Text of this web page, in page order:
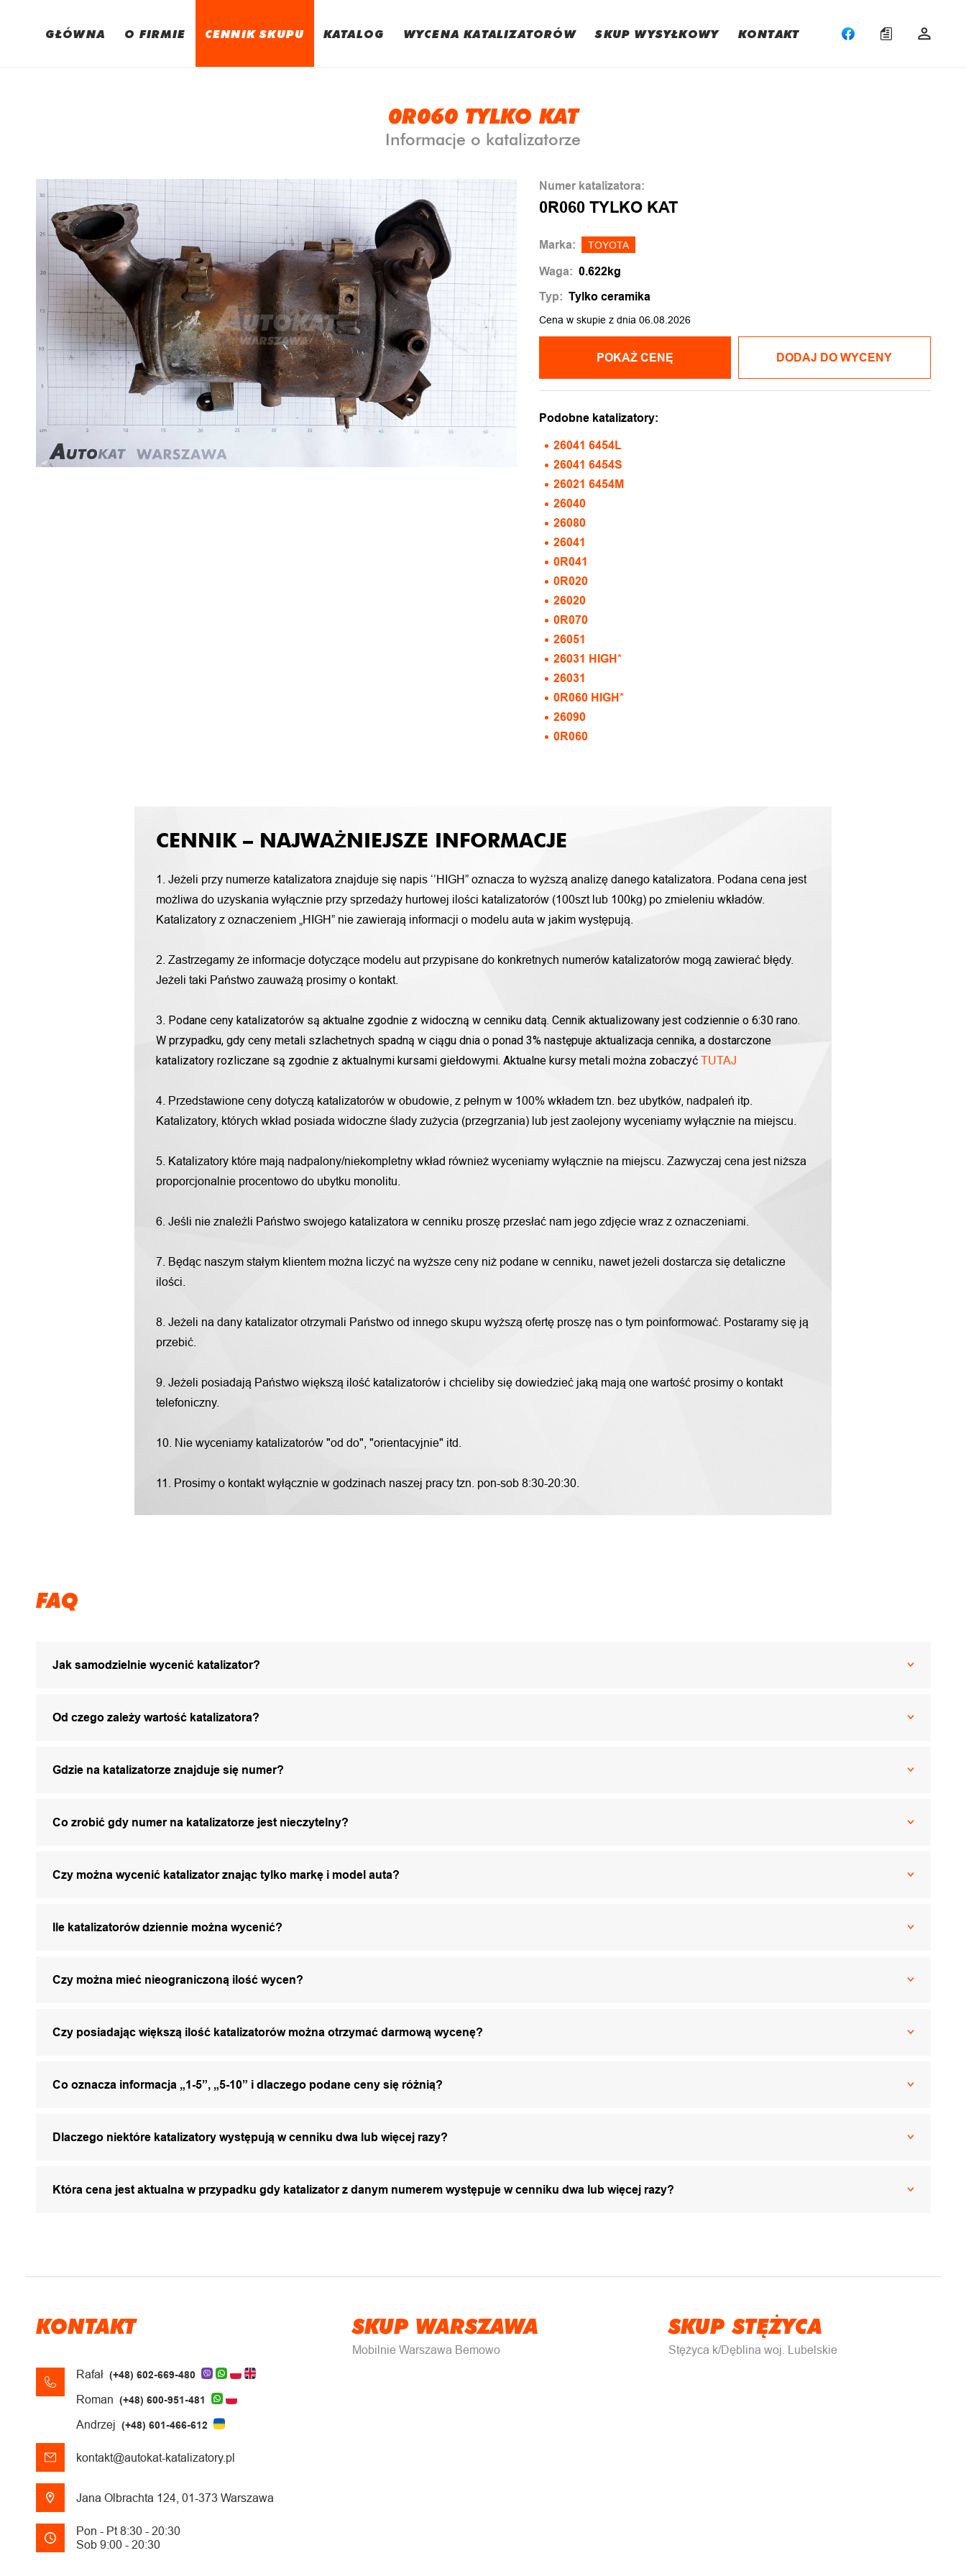
GŁÓWNA O FIRMIE CENNIK SKUPU KATALOG WYCENA KATALIZATORÓW SKUP WYSYŁKOWY KONTAKT
0R060 TYLKO KAT
Informacje o katalizatorze
Numer katalizatora:
0R060 TYLKO KAT
Marka: TOYOTA
Waga: 0.622kg
Typ: Tylko ceramika
Cena w skupie z dnia 06.08.2026
POKAŻ CENĘ DODAJ DO WYCENY
Podobne katalizatory:
26041 6454L
26041 6454S
26021 6454M
26040
26080
26041
0R041
0R020
26020
0R070
26051
26031 HIGH*
26031
0R060 HIGH*
26090
0R060
CENNIK – NAJWAŻNIEJSZE INFORMACJE
1. Jeżeli przy numerze katalizatora znajduje się napis ‘’HIGH” oznacza to wyższą analizę danego katalizatora. Podana cena jest
możliwa do uzyskania wyłącznie przy sprzedaży hurtowej ilości katalizatorów (100szt lub 100kg) po zmieleniu wkładów.
Katalizatory z oznaczeniem „HIGH” nie zawierają informacji o modelu auta w jakim występują.
2. Zastrzegamy że informacje dotyczące modelu aut przypisane do konkretnych numerów katalizatorów mogą zawierać błędy.
Jeżeli taki Państwo zauważą prosimy o kontakt.
3. Podane ceny katalizatorów są aktualne zgodnie z widoczną w cenniku datą. Cennik aktualizowany jest codziennie o 6:30 rano.
W przypadku, gdy ceny metali szlachetnych spadną w ciągu dnia o ponad 3% następuje aktualizacja cennika, a dostarczone
katalizatory rozliczane są zgodnie z aktualnymi kursami giełdowymi. Aktualne kursy metali można zobaczyć TUTAJ
4. Przedstawione ceny dotyczą katalizatorów w obudowie, z pełnym w 100% wkładem tzn. bez ubytków, nadpaleń itp.
Katalizatory, których wkład posiada widoczne ślady zużycia (przegrzania) lub jest zaolejony wyceniamy wyłącznie na miejscu.
5. Katalizatory które mają nadpalony/niekompletny wkład również wyceniamy wyłącznie na miejscu. Zazwyczaj cena jest niższa
proporcjonalnie procentowo do ubytku monolitu.
6. Jeśli nie znaleźli Państwo swojego katalizatora w cenniku proszę przesłać nam jego zdjęcie wraz z oznaczeniami.
7. Będąc naszym stałym klientem można liczyć na wyższe ceny niż podane w cenniku, nawet jeżeli dostarcza się detaliczne
ilości.
8. Jeżeli na dany katalizator otrzymali Państwo od innego skupu wyższą ofertę proszę nas o tym poinformować. Postaramy się ją
przebić.
9. Jeżeli posiadają Państwo większą ilość katalizatorów i chcieliby się dowiedzieć jaką mają one wartość prosimy o kontakt
telefoniczny.
10. Nie wyceniamy katalizatorów "od do", "orientacyjnie" itd.
11. Prosimy o kontakt wyłącznie w godzinach naszej pracy tzn. pon-sob 8:30-20:30.
FAQ
Jak samodzielnie wycenić katalizator?
Od czego zależy wartość katalizatora?
Gdzie na katalizatorze znajduje się numer?
Co zrobić gdy numer na katalizatorze jest nieczytelny?
Czy można wycenić katalizator znając tylko markę i model auta?
Ile katalizatorów dziennie można wycenić?
Czy można mieć nieograniczoną ilość wycen?
Czy posiadając większą ilość katalizatorów można otrzymać darmową wycenę?
Co oznacza informacja „1-5”, „5-10” i dlaczego podane ceny się różnią?
Dlaczego niektóre katalizatory występują w cenniku dwa lub więcej razy?
Która cena jest aktualna w przypadku gdy katalizator z danym numerem występuje w cenniku dwa lub więcej razy?
KONTAKT
Rafał (+48) 602-669-480
Roman (+48) 600-951-481
Andrzej (+48) 601-466-612
kontakt@autokat-katalizatory.pl
Jana Olbrachta 124, 01-373 Warszawa
Pon - Pt 8:30 - 20:30
Sob 9:00 - 20:30
SKUP WARSZAWA
Mobilnie Warszawa Bemowo
SKUP STĘŻYCA
Stężyca k/Dęblina woj. Lubelskie